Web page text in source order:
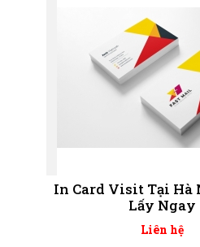
In Card Visit Tại Hà
Lấy Ngay
Liên hệ